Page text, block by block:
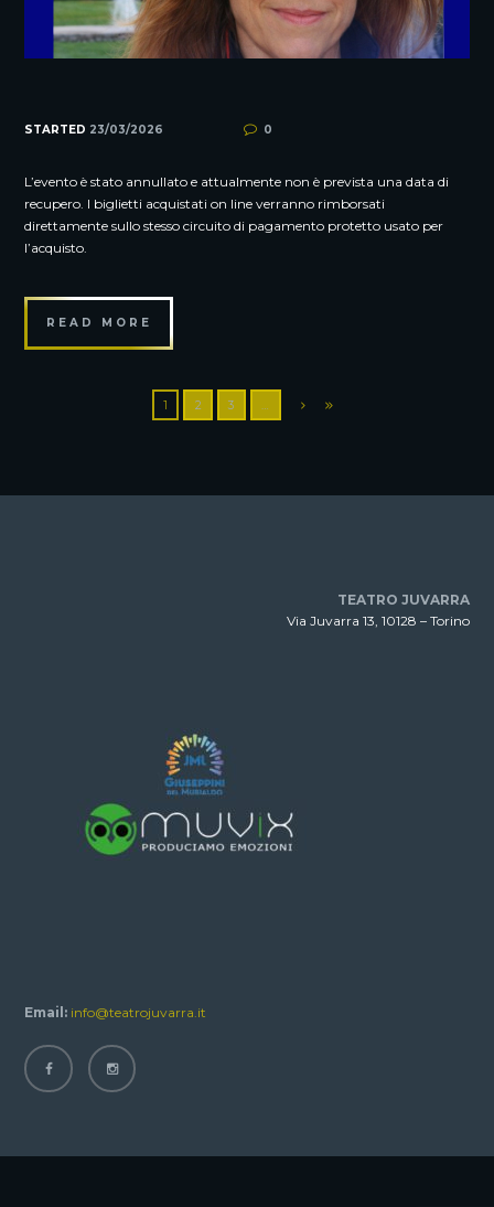
STARTED 23/03/2026 0
L’evento è stato annullato e attualmente non è prevista una data di
recupero. I biglietti acquistati on line verranno rimborsati
direttamente sullo stesso circuito di pagamento protetto usato per
l’acquisto.
READ MORE
1 2 3
TEATRO JUVARRA
Via Juvarra 13, 10128 – Torino
Email: info@teatrojuvarra.it